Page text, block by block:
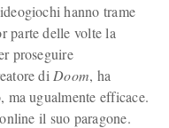
hanno trame
parte delle volte la
proseguire
di Doom, ha
ma ugualmente efficace.
il suo paragone.